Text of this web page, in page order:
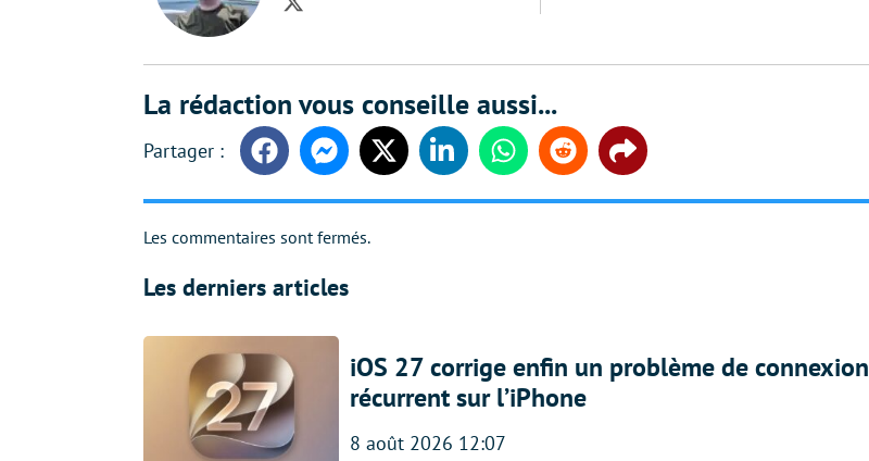
Twitter
La rédaction vous conseille aussi...
FacebookMessengerTwitter LinkedinWhatsappReddit Share
Les commentaires sont fermés.
Les derniers articles
iOS 27 corrige enfin un problème de connexion
récurrent sur l’iPhone
8 août 2026 12:07